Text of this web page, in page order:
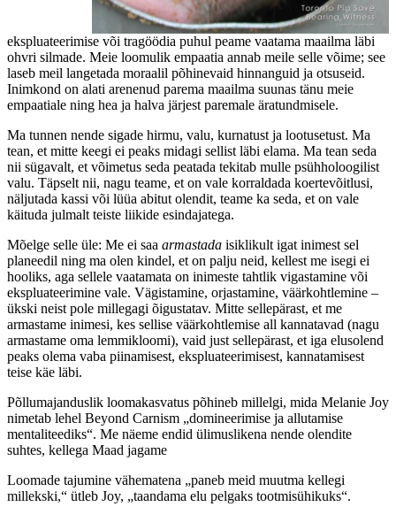
ekspluateerimise või tragöödia puhul peame vaatama maailma läbi
ohvri silmade. Meie loomulik empaatia annab meile selle võime; see
laseb meil langetada moraalil põhinevaid hinnanguid ja otsuseid.
Inimkond on alati arenenud parema maailma suunas tänu meie
empaatiale ning hea ja halva järjest paremale äratundmisele.
Ma tunnen nende sigade hirmu, valu, kurnatust ja lootusetust. Ma
tean, et mitte keegi ei peaks midagi sellist läbi elama. Ma tean seda
nii sügavalt, et võimetus seda peatada tekitab mulle psühholoogilist
valu. Täpselt nii, nagu teame, et on vale korraldada koertevõitlusi,
näljutada kassi või lüüa abitut olendit, teame ka seda, et on vale
käituda julmalt teiste liikide esindajatega.
Mõelge selle üle: Me ei saa armastada isiklikult igat inimest sel
planeedil ning ma olen kindel, et on palju neid, kellest me isegi ei
hooliks, aga sellele vaatamata on inimeste tahtlik vigastamine või
ekspluateerimine vale. Vägistamine, orjastamine, väärkohtlemine –
ükski neist pole millegagi õigustatav. Mitte sellepärast, et me
armastame inimesi, kes sellise väärkohtlemise all kannatavad (nagu
armastame oma lemmikloomi), vaid just sellepärast, et iga elusolend
peaks olema vaba piinamisest, ekspluateerimisest, kannatamisest
teise käe läbi.
Põllumajanduslik loomakasvatus põhineb millelgi, mida Melanie Joy
nimetab lehel Beyond Carnism „domineerimise ja allutamise
mentaliteediks“. Me näeme endid ülimuslikena nende olendite
suhtes, kellega Maad jagame
Loomade tajumine vähematena „paneb meid muutma kellegi
millekski,“ ütleb Joy, „taandama elu pelgaks tootmisühikuks“.